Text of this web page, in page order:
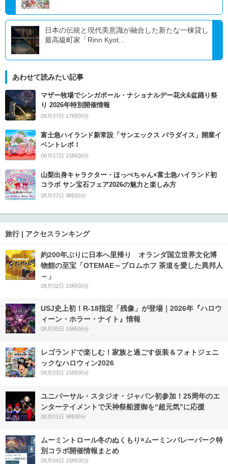
日本の伝統と現代美意識が融合した新たな一棟貸し
最高級町家「Rinn Kyot...
あわせて読みたい記事
マザー牧場でシンガポール・ナショナルデー花火&盆踊り祭
り 2026年特別開催情報
08月07日 17時00分
富士急ハイランド新常設「サンエックス パラダイス」開業イ
ベントレポ！
08月07日 15時00分
山梨出身キャラクター・ほっぺちゃん×富士急ハイランド初
コラボ サン宝石フェア2026の魅力と楽しみ方
08月07日 9時00分
旅行 | アクセスランキング
約200年ぶりに日本へ里帰り オランダ国立世界文化博
物館の至宝「OTEMAE～ブロムホフ 茶道を愛した異邦人
～」
08月02日 15時00分
USJ史上初！R-18指定「残像」が登場｜2026年『ハロウ
ィーン・ホラー・ナイト』情報
08月05日 15時00分
レゴランドで楽しむ！家族と過ごす仮装＆フォトジェニ
ックなハロウィン2026
08月03日 15時00分
ユニバーサル・スタジオ・ジャパン初参加！25周年のエ
ンターテイメントで天神祭船渡御を“超元気”に応援
08月01日 9時00分
ムーミントロール冬のぬくもり×ムーミンバレーパーク特
別コラボ開催情報まとめ
08月04日 15時00分